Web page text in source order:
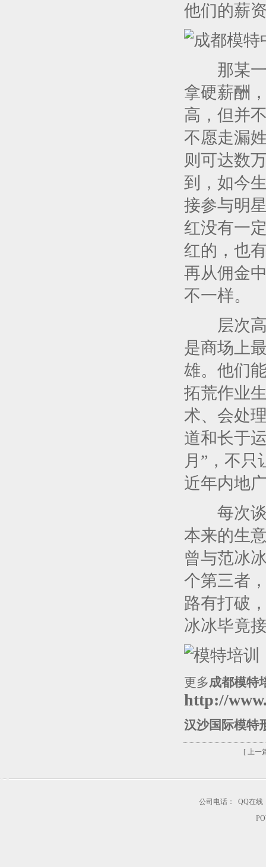
他们的薪
那某一
拿硬薪酬
高，但并
不愿走漏
则可达数
到，如今
接参与明
红没有一
红的，也
再从佣金
不一样。
层次高
是商场上
雄。他们
拓荒作业
术、会处
道和长于
月”，不只
近年内地
每次谈
本来的生
曾与范冰
个第三者
路有打破
冰冰毕竟
更多成都模特
http://
汉沙国际模特
[ 上一
公司电话：
QQ在线